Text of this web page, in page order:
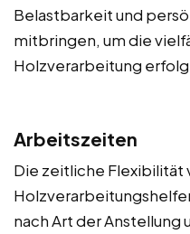
Belastbarkeit und
mitbringen, um die
Holzverarbeitung
Arbeitszeiten
Die zeitliche Flexibilität
nach Art der Anstellung